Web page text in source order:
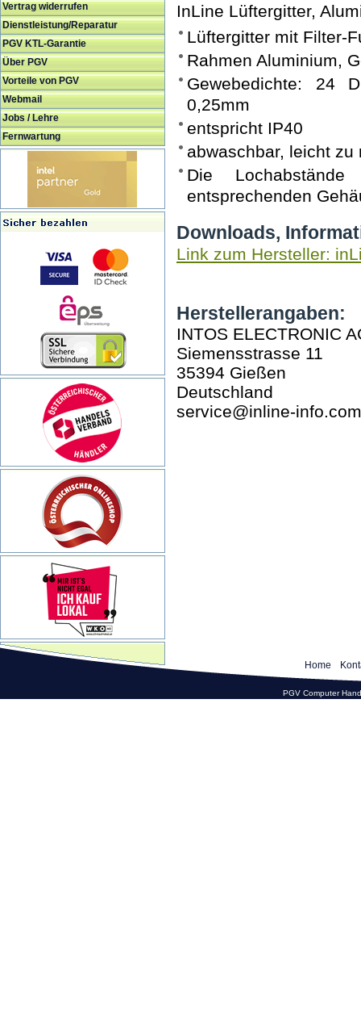
Vertrag widerrufen
Dienstleistung/Reparatur
PGV KTL-Garantie
Über PGV
Vorteile von PGV
Webmail
Jobs / Lehre
Fernwartung
InLine Lüftergitter,
Lüftergitter mit Filter-
Rahmen Aluminium,
Gewebedichte: 24
0,25mm
entspricht IP40
abwaschbar, leicht zu
Die
entsprechenden
Downloads,
Link zum Hersteller:
Herstellerangaben:
INTOS ELECTRONIC
Siemensstrasse 11
35394 Gießen
Deutschland
service@inline-info.com
Home
PGV Computer